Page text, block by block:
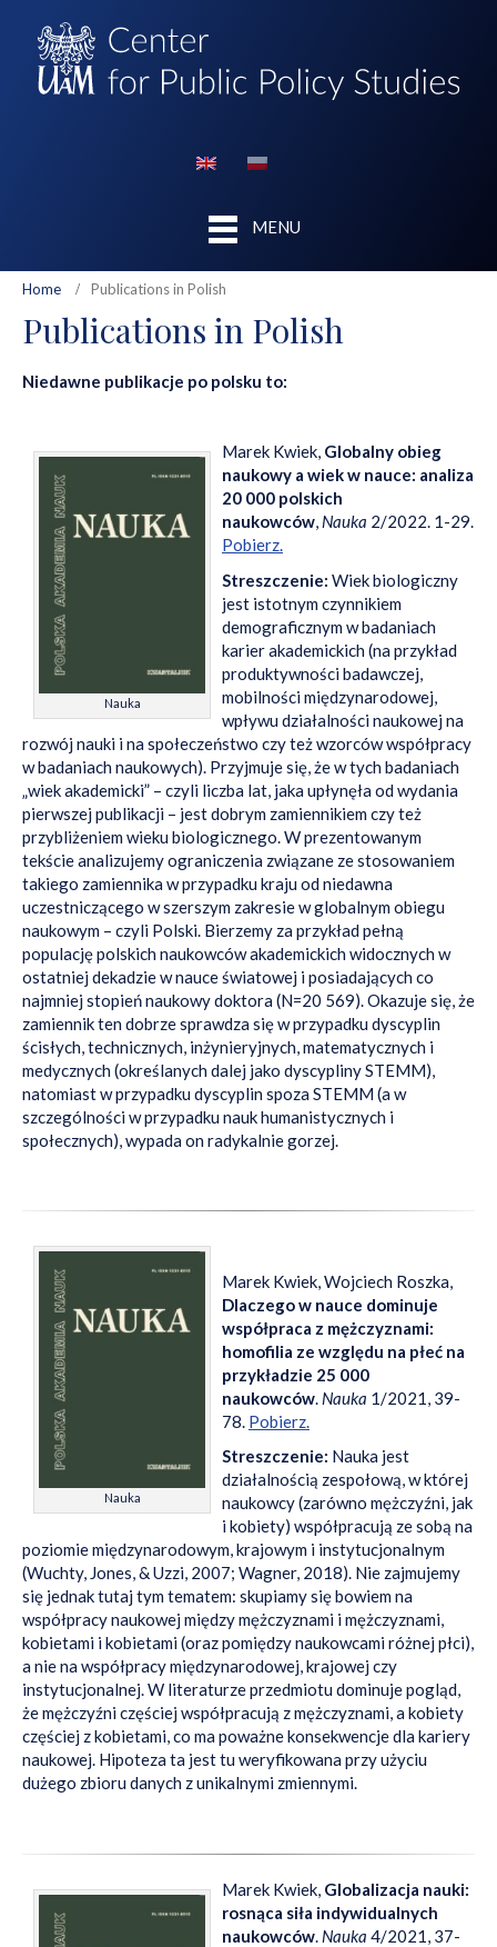
MENU
Home Publications in Polish
Publications in Polish
Niedawne publikacje po polsku to:
Nauka
Marek Kwiek, Globalny obieg
naukowy a wiek w nauce: analiza
20 000 polskich
naukowców, Nauka 2/2022. 1-29.
Pobierz.
Streszczenie: Wiek biologiczny
jest istotnym czynnikiem
demograficznym w badaniach
karier akademickich (na przykład
produktywności badawczej,
mobilności międzynarodowej,
wpływu działalności naukowej na
rozwój nauki i na społeczeństwo czy też wzorców współpracy
w badaniach naukowych). Przyjmuje się, że w tych badaniach
„wiek akademicki” – czyli liczba lat, jaka upłynęła od wydania
pierwszej publikacji – jest dobrym zamiennikiem czy też
przybliżeniem wieku biologicznego. W prezentowanym
tekście analizujemy ograniczenia związane ze stosowaniem
takiego zamiennika w przypadku kraju od niedawna
uczestniczącego w szerszym zakresie w globalnym obiegu
naukowym – czyli Polski. Bierzemy za przykład pełną
populację polskich naukowców akademickich widocznych w
ostatniej dekadzie w nauce światowej i posiadających co
najmniej stopień naukowy doktora (N=20 569). Okazuje się, że
zamiennik ten dobrze sprawdza się w przypadku dyscyplin
ścisłych, technicznych, inżynieryjnych, matematycznych i
medycznych (określanych dalej jako dyscypliny STEMM),
natomiast w przypadku dyscyplin spoza STEMM (a w
szczególności w przypadku nauk humanistycznych i
społecznych), wypada on radykalnie gorzej.
Nauka
Marek Kwiek, Wojciech Roszka,
Dlaczego w nauce dominuje
współpraca z mężczyznami:
homofilia ze względu na płeć na
przykładzie 25 000
naukowców. Nauka 1/2021, 39-
78. Pobierz.
Streszczenie: Nauka jest
działalnością zespołową, w której
naukowcy (zarówno mężczyźni, jak
i kobiety) współpracują ze sobą na
poziomie międzynarodowym, krajowym i instytucjonalnym
(Wuchty, Jones, & Uzzi, 2007; Wagner, 2018). Nie zajmujemy
się jednak tutaj tym tematem: skupiamy się bowiem na
współpracy naukowej między mężczyznami i mężczyznami,
kobietami i kobietami (oraz pomiędzy naukowcami różnej płci),
a nie na współpracy międzynarodowej, krajowej czy
instytucjonalnej. W literaturze przedmiotu dominuje pogląd,
że mężczyźni częściej współpracują z mężczyznami, a kobiety
częściej z kobietami, co ma poważne konsekwencje dla kariery
naukowej. Hipoteza ta jest tu weryfikowana przy użyciu
dużego zbioru danych z unikalnymi zmiennymi.
Marek Kwiek, Globalizacja nauki:
rosnąca siła indywidualnych
naukowców. Nauka 4/2021, 37-